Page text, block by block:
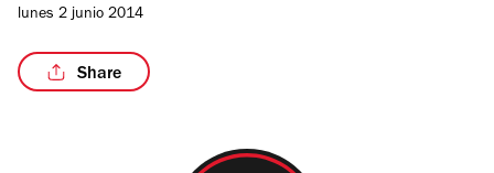
lunes 2 junio 2014
Share